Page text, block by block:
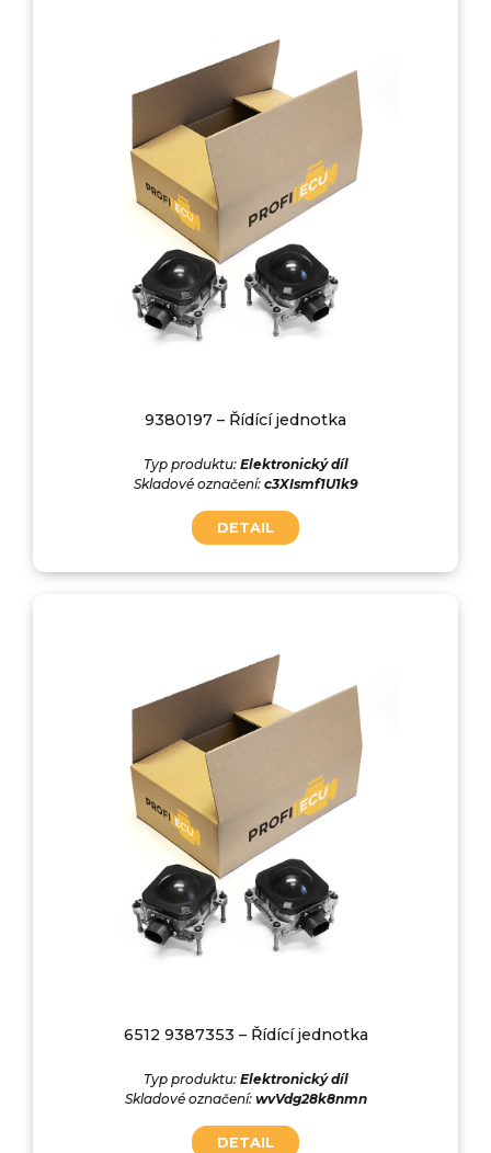
9380197 – Řídící jednotka
Typ produktu: Elektronický díl
Skladové označení: c3XIsmf1U1k9
DETAIL
6512 9387353 – Řídící jednotka
Typ produktu: Elektronický díl
Skladové označení: wvVdg28k8nmn
DETAIL